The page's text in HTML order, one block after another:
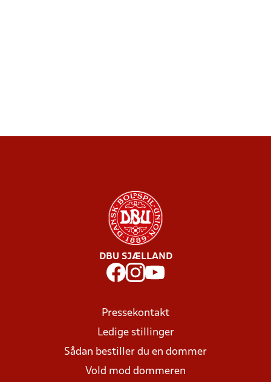
DBU SJÆLLAND
Pressekontakt
Ledige stillinger
Sådan bestiller du en dommer
Vold mod dommeren